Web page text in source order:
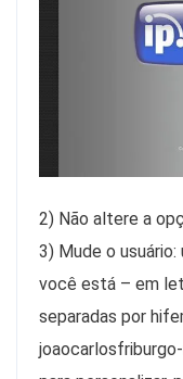
2) Não altere a
3) Mude o
você está – em
separadas por